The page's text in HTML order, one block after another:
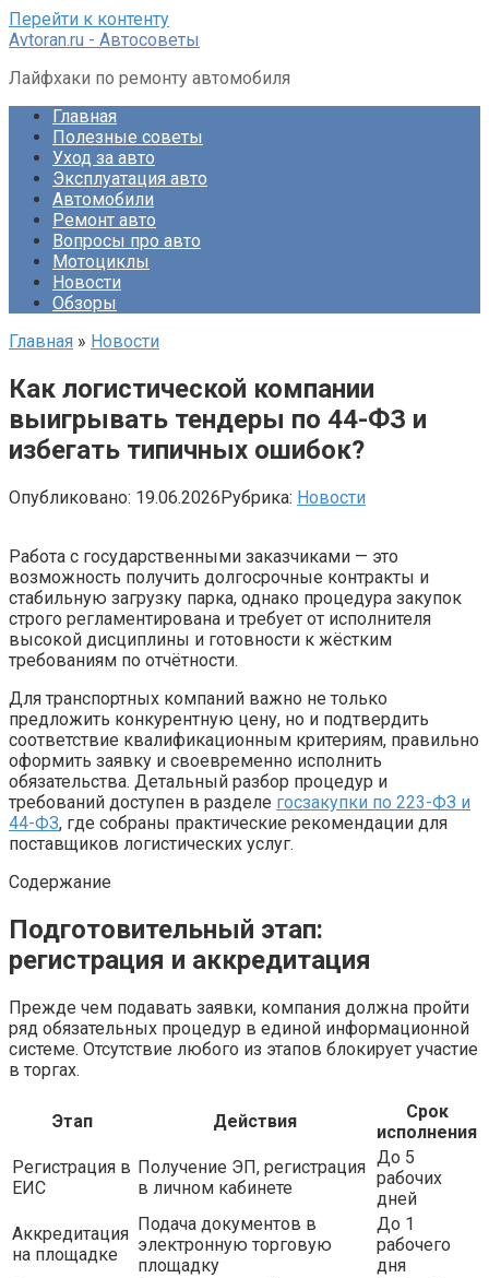
Перейти к контенту
Avtoran.ru - Автосоветы
Лайфхаки по ремонту автомобиля
Главная
Полезные советы
Уход за авто
Эксплуатация авто
Автомобили
Ремонт авто
Вопросы про авто
Мотоциклы
Новости
Обзоры
Главная » Новости
Как логистической компании
выигрывать тендеры по 44-ФЗ и
избегать типичных ошибок?
Опубликовано: 19.06.2026Рубрика: Новости
Работа с государственными заказчиками — это
возможность получить долгосрочные контракты и
стабильную загрузку парка, однако процедура закупок
строго регламентирована и требует от исполнителя
высокой дисциплины и готовности к жёстким
требованиям по отчётности.
Для транспортных компаний важно не только
предложить конкурентную цену, но и подтвердить
соответствие квалификационным критериям, правильно
оформить заявку и своевременно исполнить
обязательства. Детальный разбор процедур и
требований доступен в разделе госзакупки по 223-ФЗ и
44-ФЗ, где собраны практические рекомендации для
поставщиков логистических услуг.
Содержание
Подготовительный этап:
регистрация и аккредитация
Прежде чем подавать заявки, компания должна пройти
ряд обязательных процедур в единой информационной
системе. Отсутствие любого из этапов блокирует участие
в торгах.
Этап Действия
Срок
исполнения
Регистрация в
ЕИС
Получение ЭП, регистрация
в личном кабинете
До 5
рабочих
дней
Аккредитация
на площадке
Подача документов в
электронную торговую
площадку
До 1
рабочего
дня